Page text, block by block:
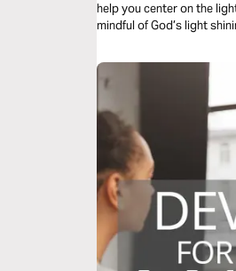
help you center on the light of God within you. In the
mindful of God’s light shining out. Finally, a meditation on God choosing